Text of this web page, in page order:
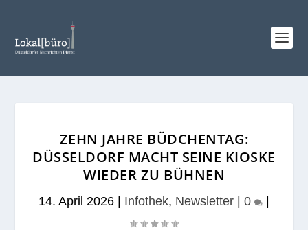
ZEHN JAHRE BÜDCHENTAG:
DÜSSELDORF MACHT SEINE KIOSKE
WIEDER ZU BÜHNEN
14. April 2026 Infothek, Newsletter 0